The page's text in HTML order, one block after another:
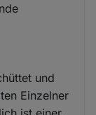
und
Einzelner